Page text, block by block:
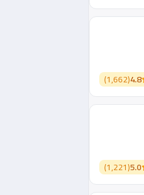
4.8
(
1,662
)
5.0
(
1,221
)